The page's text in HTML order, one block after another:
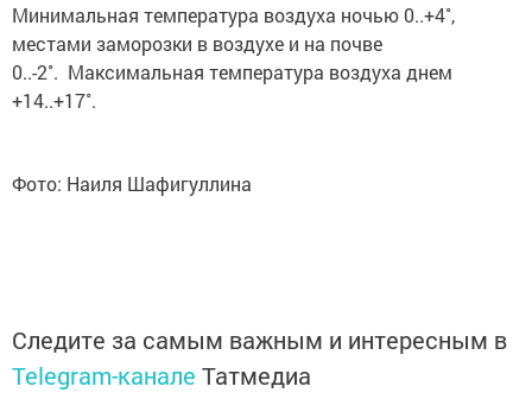
Минимальная температура воздуха ночью 0..+4˚,
местами заморозки в воздухе и на почве
0..-2˚. Максимальная температура воздуха днем
+14..+17˚.
Фото: Наиля Шафигуллина
Следите за самым важным и интересным в
Telegram-канале Татмедиа